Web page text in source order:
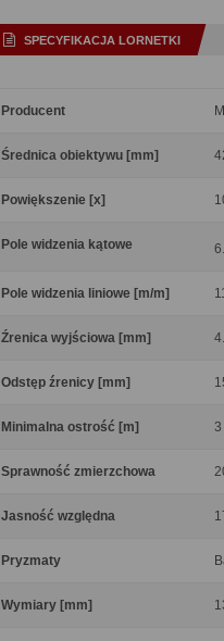
SPECYFIKACJA LORNETKI
Producent
Średnica obiektywu [mm]
Powiększenie [x]
Pole widzenia kątowe
Pole widzenia liniowe [m/m]
Źrenica wyjściowa [mm]
Odstęp źrenicy [mm]
Minimalna ostrość [m] 3
Sprawność zmierzchowa
Jasność względna
Pryzmaty
Wymiary [mm]